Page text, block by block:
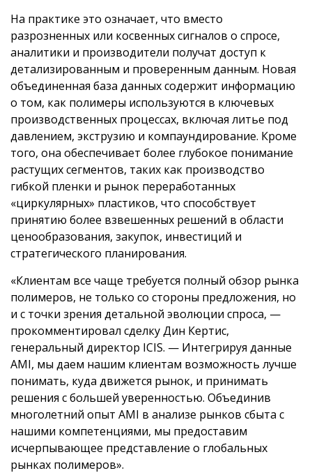
На практике это означает, что вместо
разрозненных или косвенных сигналов о спросе,
аналитики и производители получат доступ к
детализированным и проверенным данным. Новая
объединенная база данных содержит информацию
о том, как полимеры используются в ключевых
производственных процессах, включая литье под
давлением, экструзию и компаундирование. Кроме
того, она обеспечивает более глубокое понимание
растущих сегментов, таких как производство
гибкой пленки и рынок переработанных
«циркулярных» пластиков, что способствует
принятию более взвешенных решений в области
ценообразования, закупок, инвестиций и
стратегического планирования.
«Клиентам все чаще требуется полный обзор рынка
полимеров, не только со стороны предложения, но
и с точки зрения детальной эволюции спроса, —
прокомментировал сделку Дин Кертис,
генеральный директор ICIS. — Интегрируя данные
AMI, мы даем нашим клиентам возможность лучше
понимать, куда движется рынок, и принимать
решения с большей уверенностью. Объединив
многолетний опыт AMI в анализе рынков сбыта с
нашими компетенциями, мы предоставим
исчерпывающее представление о глобальных
рынках полимеров».